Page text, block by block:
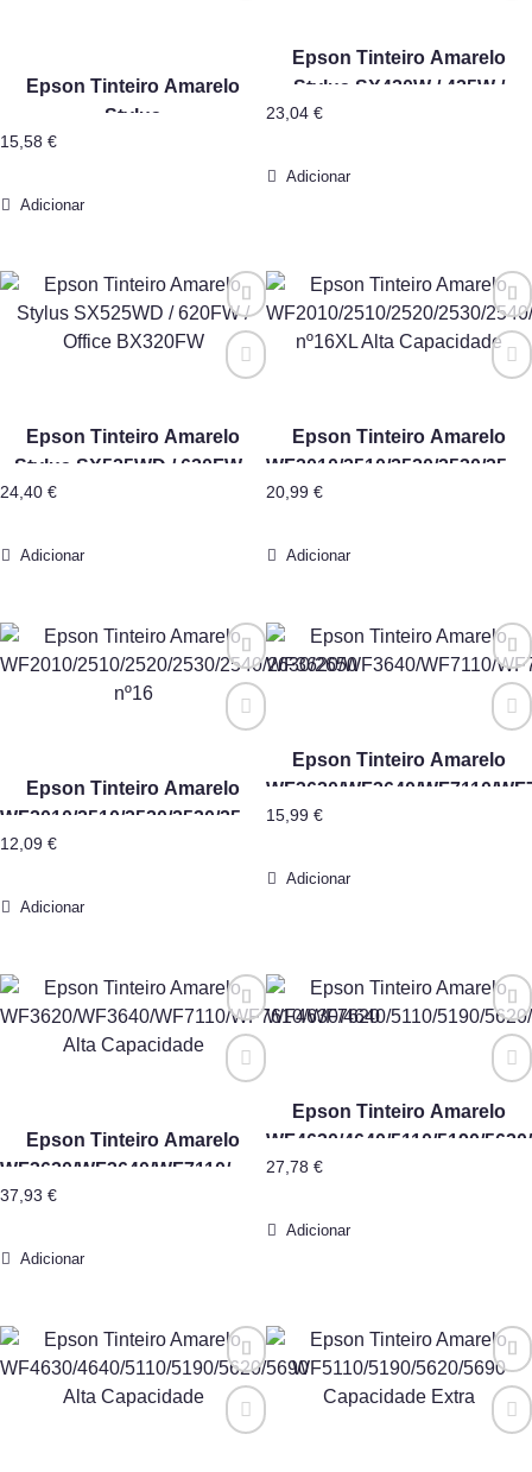
Epson Tinteiro Amarelo
Stylus
S22/SX125/SX130/420W/425W/Office
15,58 €
Adicionar
Epson Tinteiro Amarelo
Stylus SX420W / 425W /
Office BX305F / 320FW
23,04 €
Adicionar
Epson Tinteiro Amarelo
Stylus SX525WD / 620FW /
24,40 €
Adicionar
Epson Tinteiro Amarelo
WF2010/2510/2520/2530/
nº16XL Alta Capacidade
20,99 €
Adicionar
Epson Tinteiro Amarelo
WF2010/2510/2520/2530/2540/2630/2650
12,09 €
Adicionar
Epson Tinteiro Amarelo
WF3620/WF3640/WF7110/
15,99 €
Adicionar
Epson Tinteiro Amarelo
WF3620/WF3640/WF7110/WF7610/WF7620
37,93 €
Adicionar
Epson Tinteiro Amarelo
WF4630/4640/5110/5190/
27,78 €
Adicionar